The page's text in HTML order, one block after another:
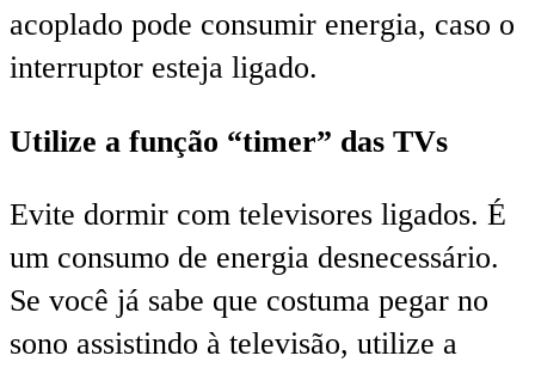
acoplado pode consumir energia, caso o
interruptor esteja ligado.
Utilize a função “timer” das TVs
Evite dormir com televisores ligados. É
um consumo de energia desnecessário.
Se você já sabe que costuma pegar no
sono assistindo à televisão, utilize a